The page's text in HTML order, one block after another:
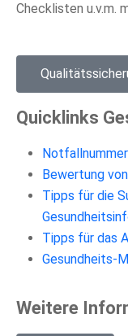
Checklisten u.v.m.
Quicklinks
Bewertung
Tipps für die
Tipps für das
Gesundheits-
Weitere